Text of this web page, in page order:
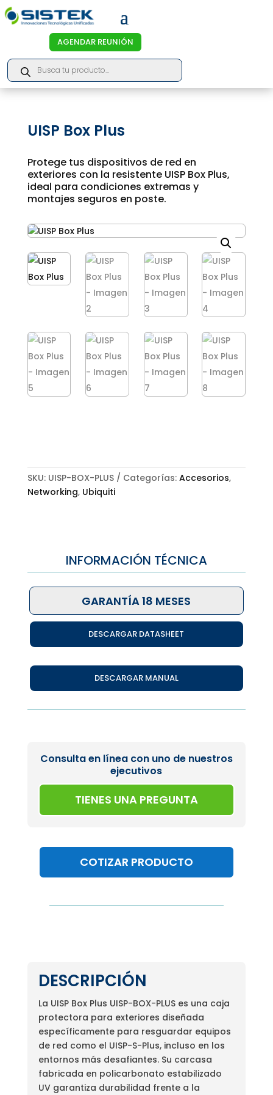
AGENDAR REUNIÓN
Products
search
UISP Box Plus
Protege tus dispositivos de red en
exteriores con la resistente UISP Box Plus,
ideal para condiciones extremas y
montajes seguros en poste.
SKU: UISP-BOX-PLUS Categorías: Accesorios,
Networking, Ubiquiti
INFORMACIÓN TÉCNICA
GARANTÍA 18 MESES
DESCARGAR DATASHEET
DESCARGAR MANUAL
Consulta en línea con uno de nuestros
ejecutivos
TIENES UNA PREGUNTA
COTIZAR PRODUCTO
DESCRIPCIÓN
La UISP Box Plus UISP-BOX-PLUS es una caja
protectora para exteriores diseñada
específicamente para resguardar equipos
de red como el UISP-S-Plus, incluso en los
entornos más desafiantes. Su carcasa
fabricada en policarbonato estabilizado
UV garantiza durabilidad frente a la